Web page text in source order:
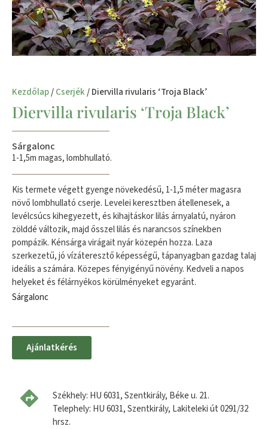
Kezdőlap/Cserjék/ Diervilla rivularis ‘Troja Black’
Diervilla rivularis ‘Troja Black’
Sárgalonc
1-1,5m magas, lombhullató.
Kis termete végett gyenge növekedésű, 1-1,5 méter magasra
növő lombhullató cserje. Levelei keresztben átellenesek, a
levélcsúcs kihegyezett, és kihajtáskor lilás árnyalatú, nyáron
zölddé változik, majd ősszel lilás és narancsos színekben
pompázik. Kénsárga virágait nyár közepén hozza. Laza
szerkezetű, jó vízáteresztő képességű, tápanyagban gazdag talaj
ideális a számára. Közepes fényigényű növény. Kedveli a napos
helyeket és félárnyékos körülményeket egyaránt.
Sárgalonc
Ajánlatkérés
Székhely: HU 6031, Szentkirály, Béke u. 21.
Telephely: HU 6031, Szentkirály, Lakiteleki út 0291/32
hrsz.